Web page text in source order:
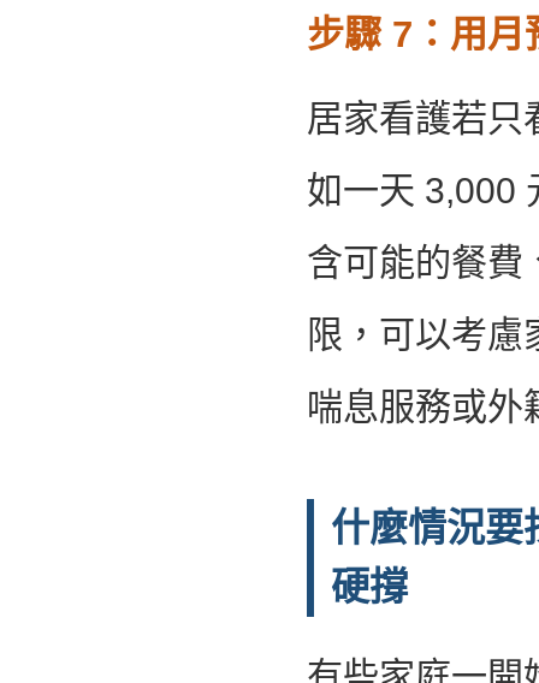
步驟 7：用月
居家看護若只
如一天 3,000
含可能的餐費
限，可以考
喘息服務或外
什麼情況要
硬撐